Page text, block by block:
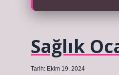
Sağlık
Tarih: Ekim 19, 2024